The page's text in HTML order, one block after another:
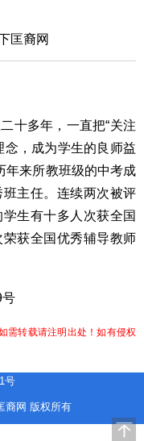
匡裔网
多年，一直把“关注
念，成为学生的良师益
年来所教班级的中考成
主任。连续两次被评
生有十多人次获全国
获全国优秀辅导教师
需转载请注明出处！如有侵权
号
裔网 版权所有